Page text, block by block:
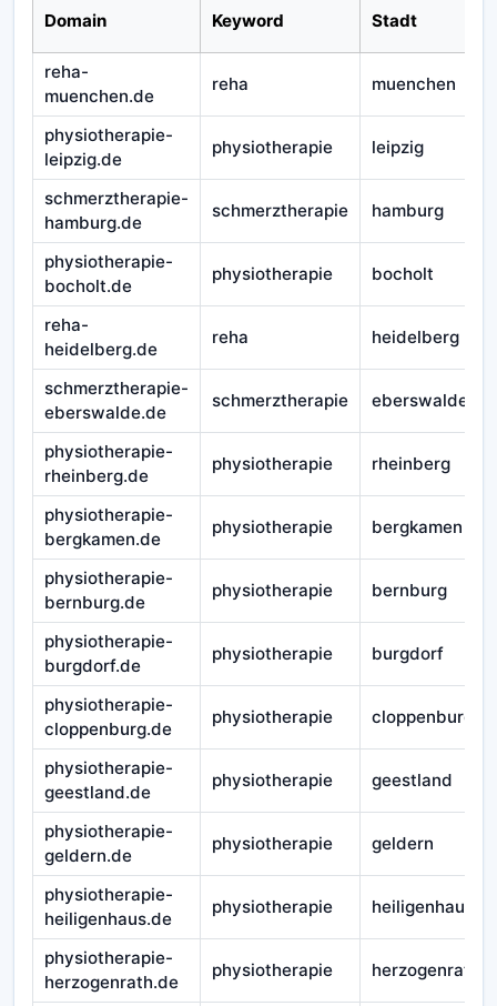
Domain Keyword Stadt
reha-
muenchen.de
reha muenchen
physiotherapie-
leipzig.de
physiotherapie leipzig
schmerztherapie-
hamburg.de
schmerztherapie hamburg
physiotherapie-
bocholt.de
physiotherapie bocholt
reha-
heidelberg.de
reha heidelberg
schmerztherapie-
eberswalde.de
schmerztherapie eberswalde
physiotherapie-
rheinberg.de
physiotherapie rheinberg
physiotherapie-
bergkamen.de
physiotherapie bergkamen
physiotherapie-
bernburg.de
physiotherapie bernburg
physiotherapie-
burgdorf.de
physiotherapie burgdorf
physiotherapie-
cloppenburg.de
physiotherapie cloppenburg
physiotherapie-
geestland.de
physiotherapie geestland
physiotherapie-
geldern.de
physiotherapie geldern
physiotherapie-
heiligenhaus.de
physiotherapie heiligenhaus
physiotherapie-
herzogenrath.de
physiotherapie herzogenrath